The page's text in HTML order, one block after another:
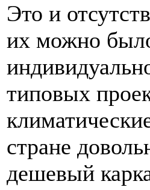
Это и
их можно
типовых
стране
дешевый